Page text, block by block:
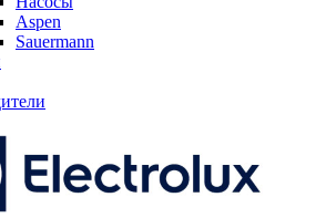
Aspen
Sauermann